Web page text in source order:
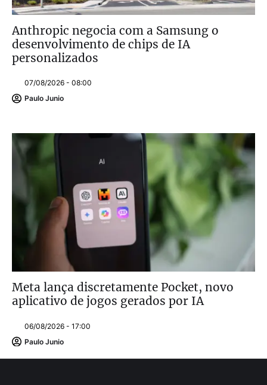
Anthropic negocia com a Samsung o
desenvolvimento de chips de IA
personalizados
07/08/2026 - 08:00
Paulo Junio
Meta lança discretamente Pocket, novo
aplicativo de jogos gerados por IA
06/08/2026 - 17:00
Paulo Junio